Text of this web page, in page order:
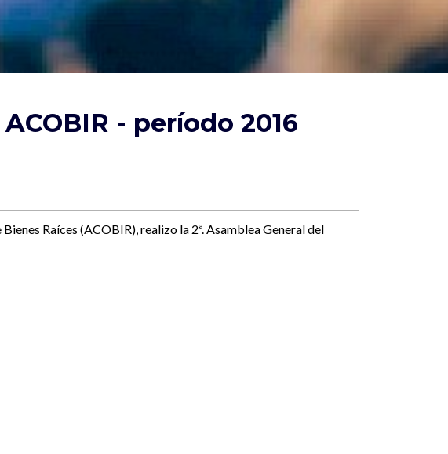
- período 2016
Raíces (ACOBIR), realizo la 2ª. Asamblea General del